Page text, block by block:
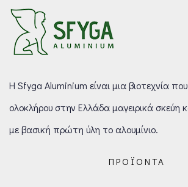
Η Sfyga Aluminium είναι μια βιοτεχνία
ολοκλήρου στην Ελλάδα μαγειρικά σκεύη
με βασική πρώτη ύλη το αλουμίνιο.
ΠΡΟΪΌΝΤΑ